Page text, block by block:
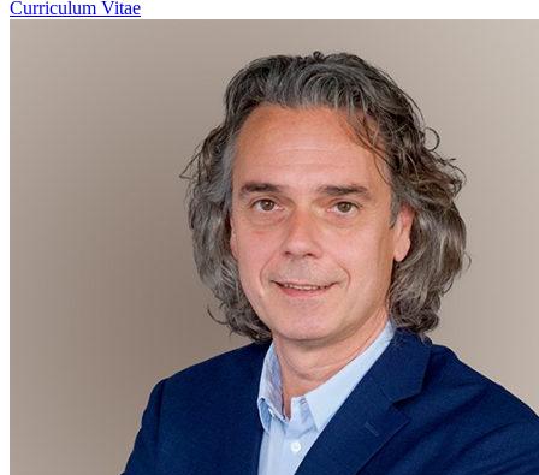
Curriculum Vitae